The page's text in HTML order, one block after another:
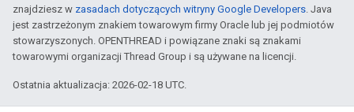
znajdziesz w zasadach dotyczących witryny Google Developers. Java
jest zastrzeżonym znakiem towarowym firmy Oracle lub jej podmiotów
stowarzyszonych. OPENTHREAD i powiązane znaki są znakami
towarowymi organizacji Thread Group i są używane na licencji.
Ostatnia aktualizacja: 2026-02-18 UTC.